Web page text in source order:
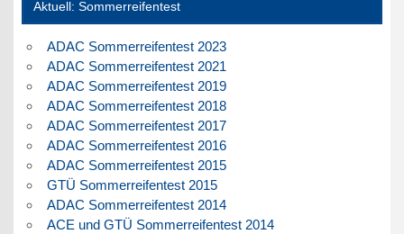
Aktuell: Sommerreifentest
ADAC Sommerreifentest 2023
ADAC Sommerreifentest 2021
ADAC Sommerreifentest 2019
ADAC Sommerreifentest 2018
ADAC Sommerreifentest 2017
ADAC Sommerreifentest 2016
ADAC Sommerreifentest 2015
GTÜ Sommerreifentest 2015
ADAC Sommerreifentest 2014
ACE und GTÜ Sommerreifentest 2014